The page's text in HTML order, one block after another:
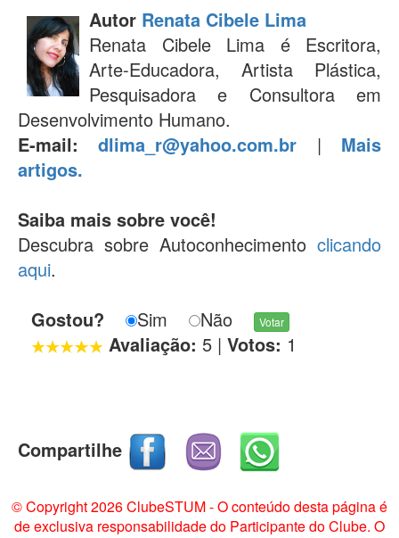
Autor Renata Cibele Lima
Renata Cibele Lima é Escritora,
Arte-Educadora, Artista Plástica,
Pesquisadora e Consultora em
Desenvolvimento Humano.
E-mail:
dlima_r@yahoo.com.br | Mais
artigos.
Saiba mais sobre você!
Descubra sobre Autoconhecimento clicando
aqui.
Gostou?
Sim
Não
Avaliação: 5| Votos: 1
Compartilhe
© Copyright 2026 ClubeSTUM - O conteúdo desta página é
de exclusiva responsabilidade do Participante do Clube. O